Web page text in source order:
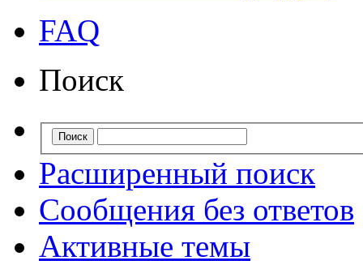
FAQ
Поиск
Расширенный поиск
Сообщения без ответов
Активные темы